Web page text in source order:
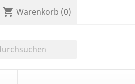
shopping_cart Warenkorb (0)
